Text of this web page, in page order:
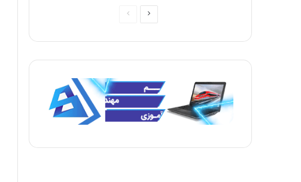
ق
ب
ص
ب
ع
د